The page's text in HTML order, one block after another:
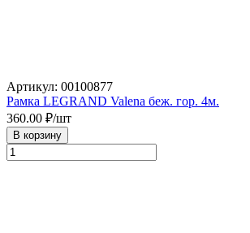
Артикул: 00100877
Рамка LEGRAND Valena беж. гор. 4м.
360.00 ₽/шт
В корзину